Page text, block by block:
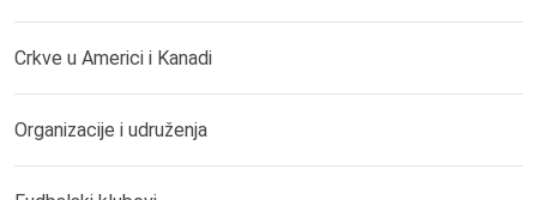
Crkve u Americi i Kanadi
Organizacije i udruženja